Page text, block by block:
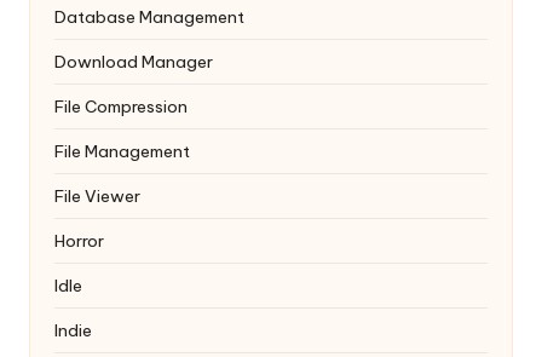
Database Management
Download Manager
File Compression
File Management
File Viewer
Horror
Idle
Indie